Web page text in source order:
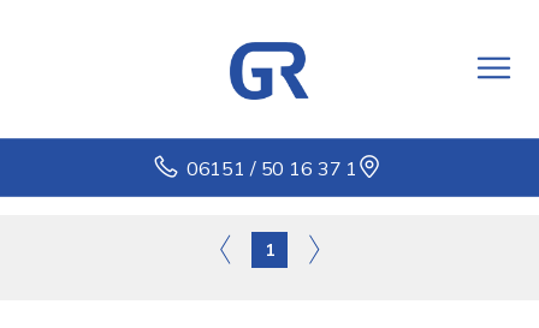
06151 / 50 16 37 1
1